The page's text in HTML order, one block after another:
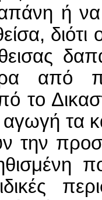
ή να
από
το
αγωγή τα
την